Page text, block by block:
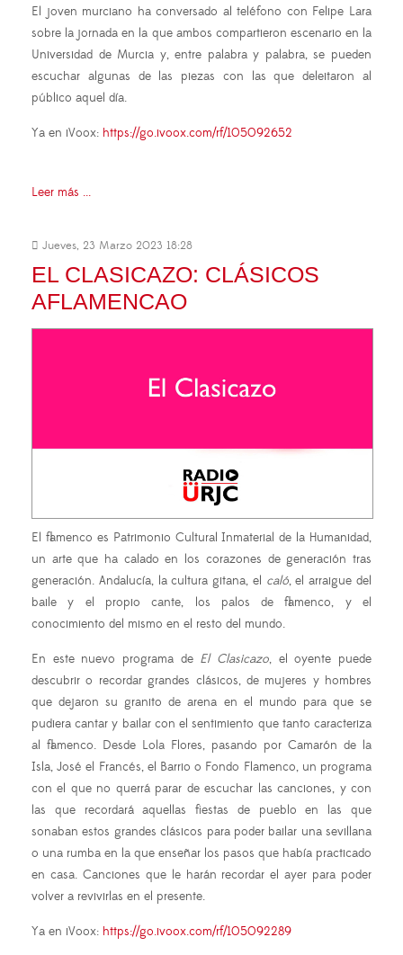
El joven murciano ha conversado al teléfono con Felipe Lara
sobre la jornada en la que ambos compartieron escenario en la
Universidad de Murcia y, entre palabra y palabra, se pueden
escuchar algunas de las piezas con las que deleitaron al
público aquel día.
Ya en iVoox: https://go.ivoox.com/rf/105092652
Leer más ...
Jueves, 23 Marzo 2023 18:28
EL CLASICAZO: CLÁSICOS
AFLAMENCAO
El flamenco es Patrimonio Cultural Inmaterial de la Humanidad,
un arte que ha calado en los corazones de generación tras
generación. Andalucía, la cultura gitana, el caló, el arraigue del
baile y el propio cante, los palos de flamenco, y el
conocimiento del mismo en el resto del mundo.
En este nuevo programa de El Clasicazo, el oyente puede
descubrir o recordar grandes clásicos, de mujeres y hombres
que dejaron su granito de arena en el mundo para que se
pudiera cantar y bailar con el sentimiento que tanto caracteriza
al flamenco. Desde Lola Flores, pasando por Camarón de la
Isla, José el Francés, el Barrio o Fondo Flamenco, un programa
con el que no querrá parar de escuchar las canciones, y con
las que recordará aquellas fiestas de pueblo en las que
sonaban estos grandes clásicos para poder bailar una sevillana
o una rumba en la que enseñar los pasos que había practicado
en casa. Canciones que le harán recordar el ayer para poder
volver a revivirlas en el presente.
Ya en iVoox: https://go.ivoox.com/rf/105092289